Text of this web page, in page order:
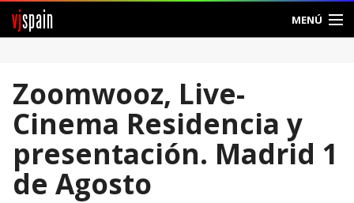
vjspain MENÚ
Foros
Noticias
Vjspain
Zoomwooz, Live-
Cinema Residencia y
presentación. Madrid 1
de Agosto